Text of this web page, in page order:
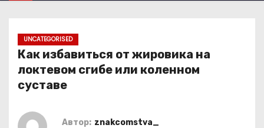
UNCATEGORISED
Как избавиться от жировика на
локтевом сгибе или коленном
суставе
Автор: znakcomstva_